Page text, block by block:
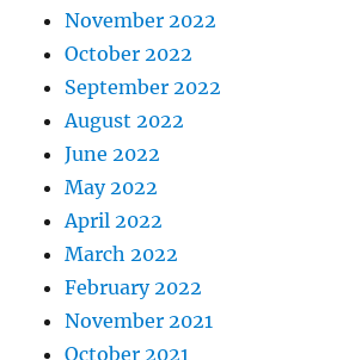
November 2022
October 2022
September 2022
August 2022
June 2022
May 2022
April 2022
March 2022
February 2022
November 2021
October 2021